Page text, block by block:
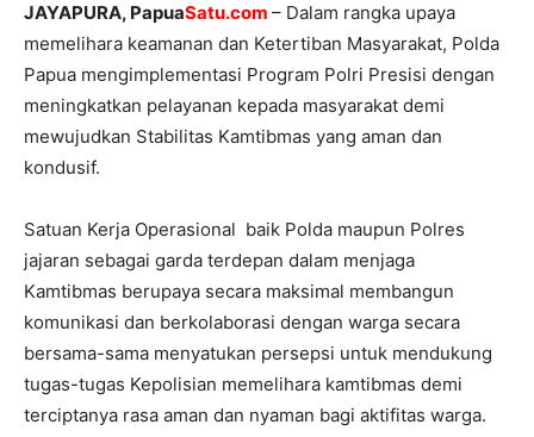
JAYAPURA, PapuaSatu.com – Dalam rangka upaya
memelihara keamanan dan Ketertiban Masyarakat, Polda
Papua mengimplementasi Program Polri Presisi dengan
meningkatkan pelayanan kepada masyarakat demi
mewujudkan Stabilitas Kamtibmas yang aman dan
kondusif.
Satuan Kerja Operasional baik Polda maupun Polres
jajaran sebagai garda terdepan dalam menjaga
Kamtibmas berupaya secara maksimal membangun
komunikasi dan berkolaborasi dengan warga secara
bersama-sama menyatukan persepsi untuk mendukung
tugas-tugas Kepolisian memelihara kamtibmas demi
terciptanya rasa aman dan nyaman bagi aktifitas warga.